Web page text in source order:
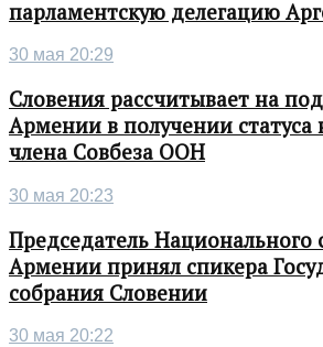
парламентскую делегацию
30 мая 20:29
Словения рассчитывает на
Армении в получении статуса
члена Совбеза ООН
30 мая 20:23
Председатель Национального
Армении принял спикера
собрания Словении
30 мая 20:22